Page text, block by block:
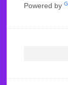
Powered by